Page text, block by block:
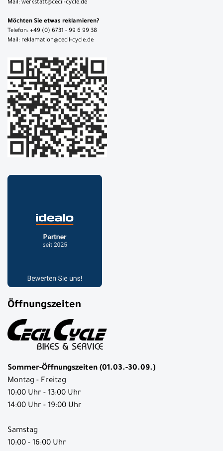
Mail: werkstatt@cecil-cycle.de
Möchten Sie etwas reklamieren?
Telefon: +49 (0) 6731 - 99 6 99 38
Mail: reklamation@cecil-cycle.de
Öffnungszeiten
Sommer-Öffnungszeiten (01.03.-30.09.)
Montag - Freitag
10:00 Uhr - 13:00 Uhr
14:00 Uhr - 19:00 Uhr
Samstag
10:00 - 16:00 Uhr